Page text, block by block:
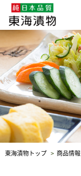
東海漬物トップ 商品情報